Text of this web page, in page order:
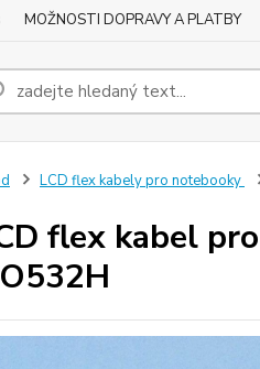
MOŽNOSTI DOPRAVY A PLATBY
LCD flex kabely pro notebooky
flex kabel